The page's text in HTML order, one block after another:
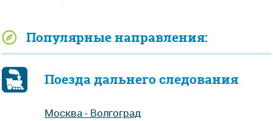
Популярные направления:
Поезда дальнего следования
Москва - Волгоград